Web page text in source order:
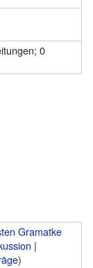
0
Gramatke
|
)